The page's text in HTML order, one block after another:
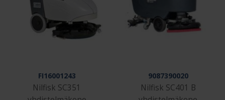
FI16001243
Nilfisk SC351
9087390020
Nilfisk SC401 B